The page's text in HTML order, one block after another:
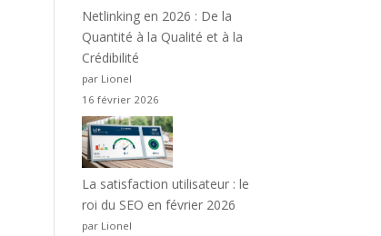
Netlinking en 2026 : De la
Quantité à la Qualité et à la
Crédibilité
par Lionel
16 février 2026
La satisfaction utilisateur : le
roi du SEO en février 2026
par Lionel